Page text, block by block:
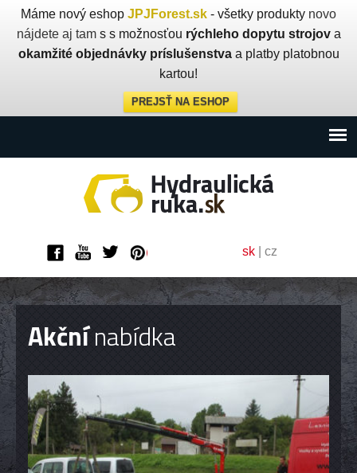
Máme nový eshop JPJForest.sk - všetky produkty novo
nájdete aj tams s možnosťou rýchleho dopytu strojova
okamžité objednávky príslušenstvaa platby platobnou
kartou!
PREJSŤ NA ESHOP
sk cz
Akčnínabídka